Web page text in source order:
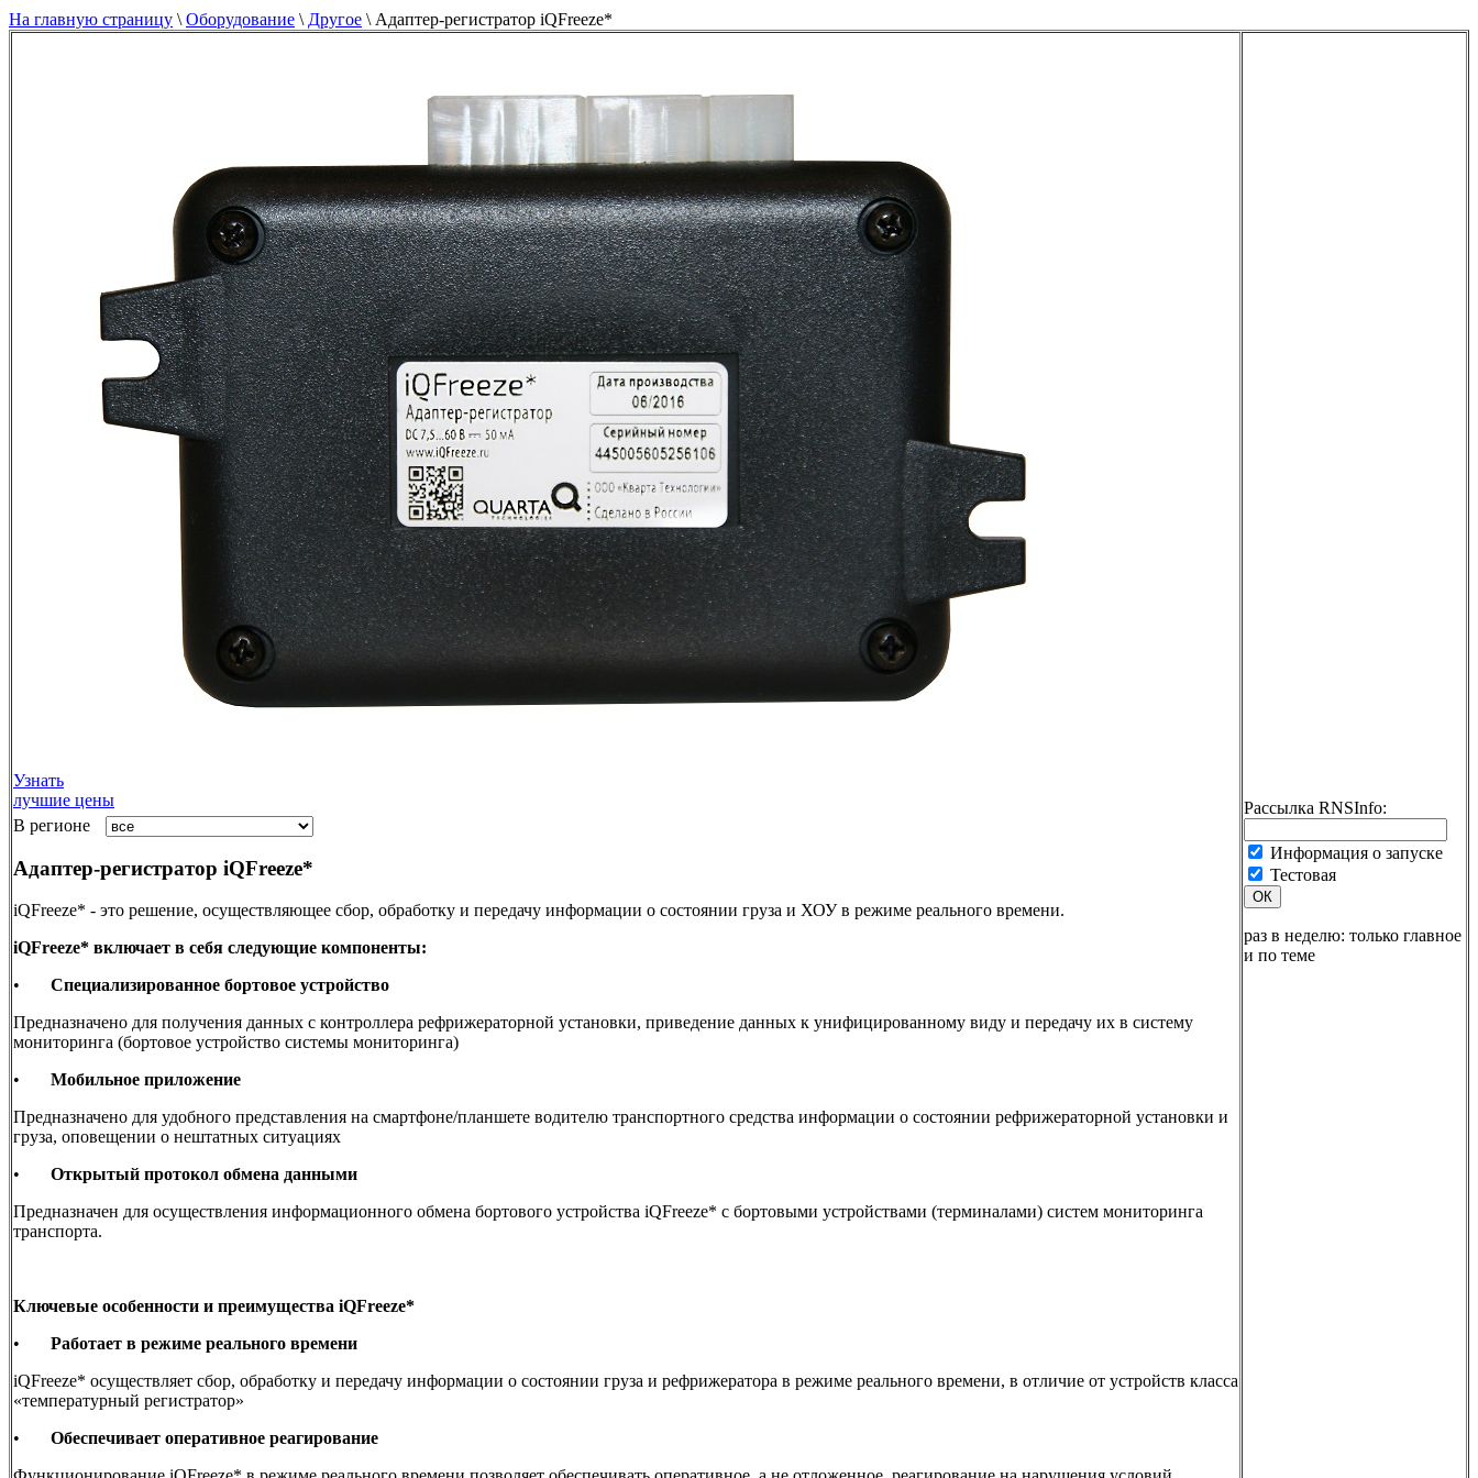
На главную страницу \ Оборудование \ Другое \ Адаптер-регистратор iQFreeze*
Узнать
лучшие цены
В регионе
Адаптер-регистратор iQFreeze*
iQFreeze* - это решение, осуществляющее сбор, обработку и передачу информации о состоянии груза и ХОУ в режиме реального времени.
iQFreeze* включает в себя следующие компоненты:
• Специализированное бортовое устройство
Предназначено для получения данных с контроллера рефрижераторной установки, приведение данных к унифицированному виду и передачу их в систему
мониторинга (бортовое устройство системы мониторинга)
• Мобильное приложение
Предназначено для удобного представления на смартфоне/планшете водителю транспортного средства информации о состоянии рефрижераторной установки и
груза, оповещении о нештатных ситуациях
• Открытый протокол обмена данными
Предназначен для осуществления информационного обмена бортового устройства iQFreeze* с бортовыми устройствами (терминалами) систем мониторинга
транспорта.
Ключевые особенности и преимущества iQFreeze*
• Работает в режиме реального времени
iQFreeze* осуществляет сбор, обработку и передачу информации о состоянии груза и рефрижератора в режиме реального времени, в отличие от устройств класса
«температурный регистратор»
• Обеспечивает оперативное реагирование
Рассылка RNSInfo:
Информация о запуске
Тестовая
ОК
раз в неделю: только главное
и по теме